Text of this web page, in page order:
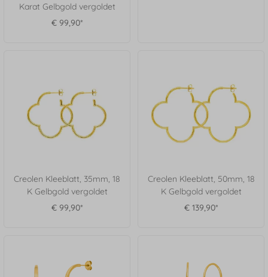
Karat Gelbgold vergoldet
€ 99,90*
Creolen Kleeblatt, 35mm, 18
K Gelbgold vergoldet
€ 99,90*
Creolen Kleeblatt, 50mm, 18
K Gelbgold vergoldet
€ 139,90*